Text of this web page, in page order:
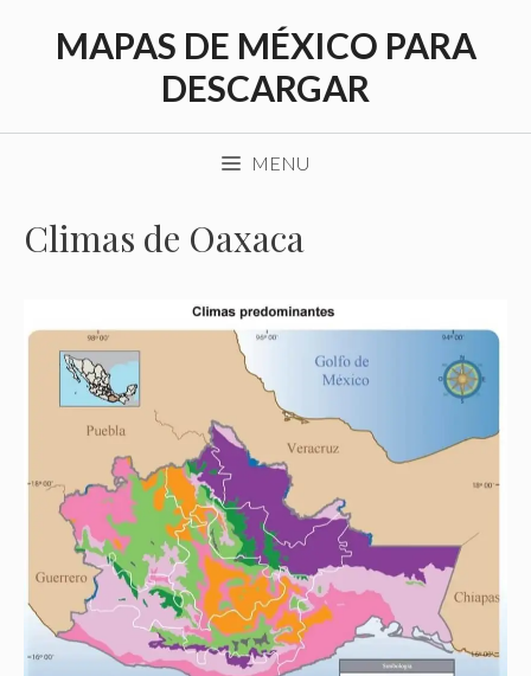
MAPAS DE MÉXICO PARA
DESCARGAR
MENU
Climas de Oaxaca